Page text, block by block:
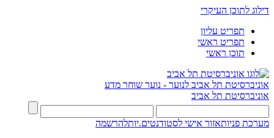
דילוג לתוכן העיקרי
תפריט עליון
תפריט ראשי
תוכן ראשי
אוניברסיטת תל אביב לנוער - נוער שוחר מדע
אוניברסיטת תל אביב
מערכת פניותאזור אישי לסטודנטים.יותלהרשמה